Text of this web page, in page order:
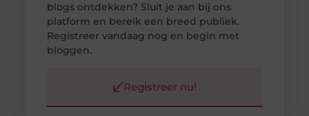
blogs ontdekken? Sluit je aan bij ons
platform en bereik een breed publiek.
Registreer vandaag nog en begin met
bloggen.
Registreer nu!